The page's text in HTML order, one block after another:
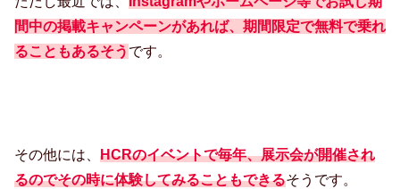
間中の掲載キャンペーンがあれば、期間限定で無料で乗れ
ることもあるそう です。
その他には、 HCRのイベントで毎年、展示会が開催され
るのでその時に体験してみることもできるそうです。